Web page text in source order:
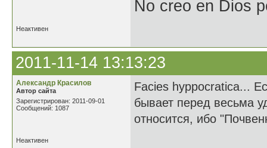
No creo en Dios
Неактивен
2011-11-14 13:13:23
Александр Красилов
Автор сайта
Зарегистрирован: 2011-09-01
Сообщений: 1087
Facies hyppocratica...
бывает перед весьма
относится, ибо
Неактивен